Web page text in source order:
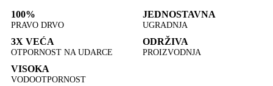
100%
PRAVO DRVO
JEDNOSTAVNA
UGRADNJA
3X VEĆA
OTPORNOST NA UDARCE
ODRŽIVA
PROIZVODNJA
VISOKA
VODOOTPORNOST